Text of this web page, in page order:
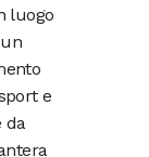
luogo
e
da